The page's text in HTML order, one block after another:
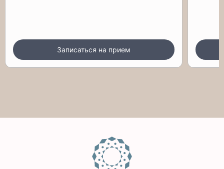
Записаться на прием